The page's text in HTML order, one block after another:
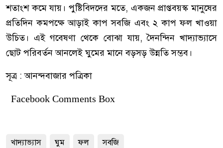
শতাংশ কমে যায়। পুষ্টিবিদদের মতে, একজন প্রাপ্তবয়স্ক মানুষের
প্রতিদিন কমপক্ষে আড়াই কাপ সবজি এবং ২ কাপ ফল খাওয়া
উচিত। এই গবেষণা থেকে বোঝা যায়, দৈনন্দিন খাদ্যাভ্যাসে
ছোট পরিবর্তন আনলেই ঘুমের মানে বড়সড় উন্নতি সম্ভব।
সূত্র : আনন্দবাজার পত্রিকা
Facebook Comments Box
খাদ্যাভ্যাস ঘুম ফল সবজি